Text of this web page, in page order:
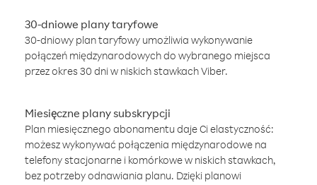
30-dniowe plany taryfowe
30-dniowy plan taryfowy umożliwia wykonywanie
połączeń międzynarodowych do wybranego miejsca
przez okres 30 dni w niskich stawkach Viber.
Miesięczne plany subskrypcji
Plan miesięcznego abonamentu daje Ci elastyczność:
możesz wykonywać połączenia międzynarodowe na
telefony stacjonarne i komórkowe w niskich stawkach,
bez potrzeby odnawiania planu. Dzięki planowi